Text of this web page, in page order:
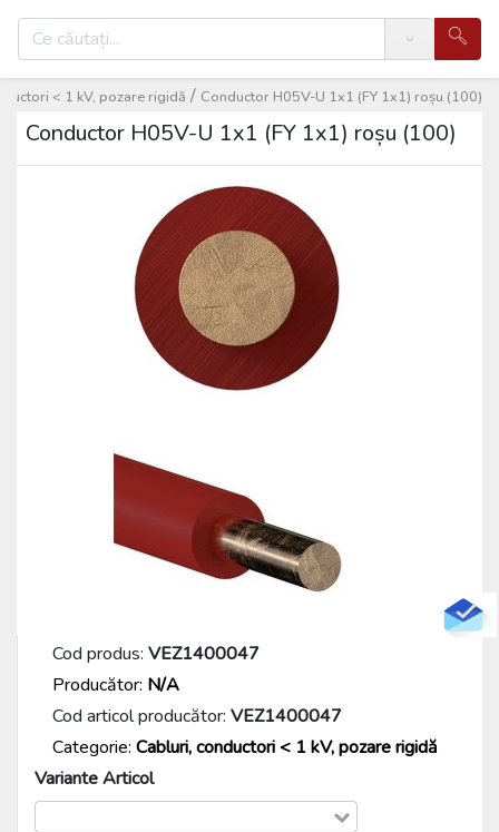
Search
Conductor H05V-U 1x1 (FY 1x1) roșu (100)
/
< 1 kV, pozare rigidă
Conductor H05V-U 1x1 (FY 1x1) roșu (100)
Cod produs: VEZ1400047
Producător: N/A
Cod articol producător: VEZ1400047
Categorie: Cabluri, conductori < 1 kV, pozare rigidă
Variante Articol